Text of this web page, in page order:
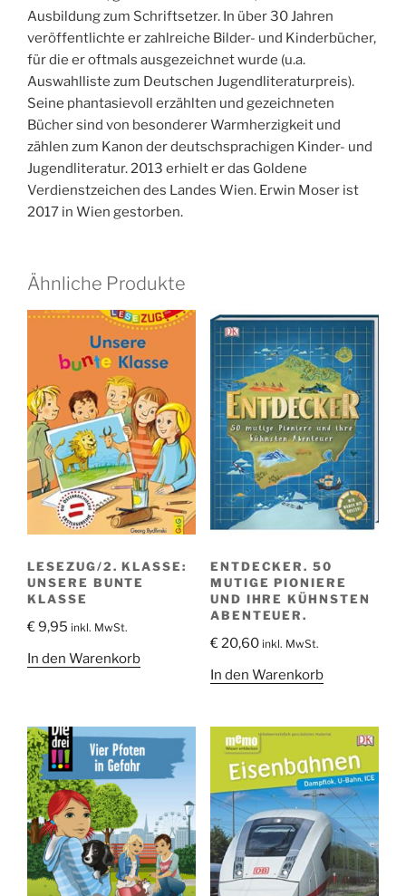
Ausbildung zum Schriftsetzer. In über 30 Jahren
veröffentlichte er zahlreiche Bilder- und Kinderbücher,
für die er oftmals ausgezeichnet wurde (u.a.
Auswahlliste zum Deutschen Jugendliteraturpreis).
Seine phantasievoll erzählten und gezeichneten
Bücher sind von besonderer Warmherzigkeit und
zählen zum Kanon der deutschsprachigen Kinder- und
Jugendliteratur. 2013 erhielt er das Goldene
Verdienstzeichen des Landes Wien. Erwin Moser ist
2017 in Wien gestorben.
Ähnliche Produkte
LESEZUG/2. KLASSE:
UNSERE BUNTE
KLASSE
€9,95 inkl. MwSt.
In den Warenkorb
ENTDECKER. 50
MUTIGE PIONIERE
UND IHRE KÜHNSTEN
ABENTEUER.
€20,60 inkl. MwSt.
In den Warenkorb